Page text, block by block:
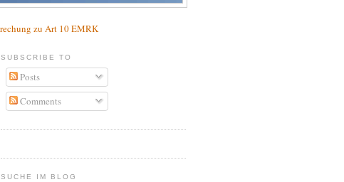
zu Art 10 EMRK
SUBSCRIBE TO
Posts
Comments
SUCHE IM BLOG